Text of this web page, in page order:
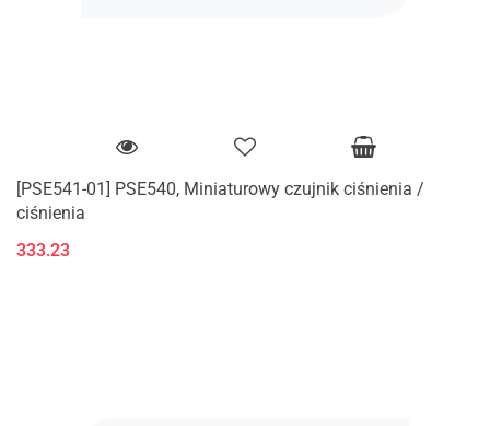
[PSE541-01] PSE540, Miniaturowy czujnik ciśnienia /
ciśnienia
333.23